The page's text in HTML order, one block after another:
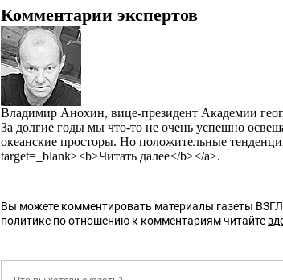
Комментарии экспертов
Владимир Анохин, вице-президент Академии
За долгие годы мы что-то не очень успешно
океанские просторы. Но положительные
target=_blank><b>Читать далее</b></a>.
Вы можете комментировать материалы газеты
политике по отношению к комментариям читайте